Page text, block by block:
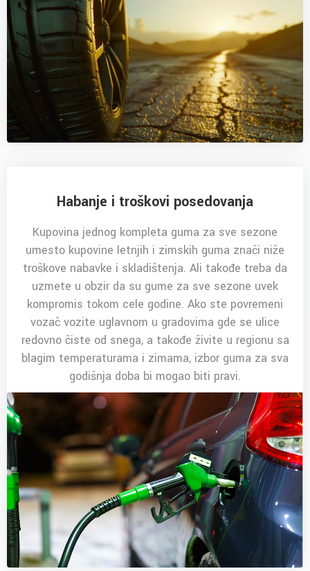
Habanje i troškovi posedovanja
Kupovina jednog kompleta guma za sve sezone
umesto kupovine letnjih i zimskih guma znači niže
troškove nabavke i skladištenja. Ali takođe treba da
uzmete u obzir da su gume za sve sezone uvek
kompromis tokom cele godine. Ako ste povremeni
vozač vozite uglavnom u gradovima gde se ulice
redovno čiste od snega, a takođe živite u regionu sa
blagim temperaturama i zimama, izbor guma za sva
godišnja doba bi mogao biti pravi.